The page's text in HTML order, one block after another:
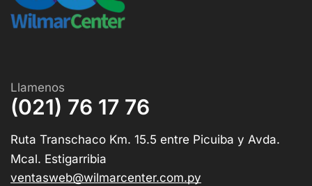
Llamenos
(021) 76 17 76
Ruta Transchaco Km. 15.5 entre Picuiba y Avda.
Mcal. Estigarribia
ventasweb@wilmarcenter.com.py